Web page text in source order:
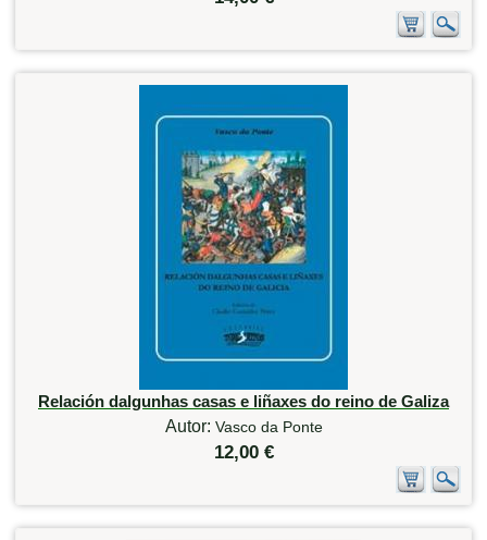
Relación dalgunhas casas e liñaxes do reino de Galiza
Autor: Vasco da Ponte
12,00 €